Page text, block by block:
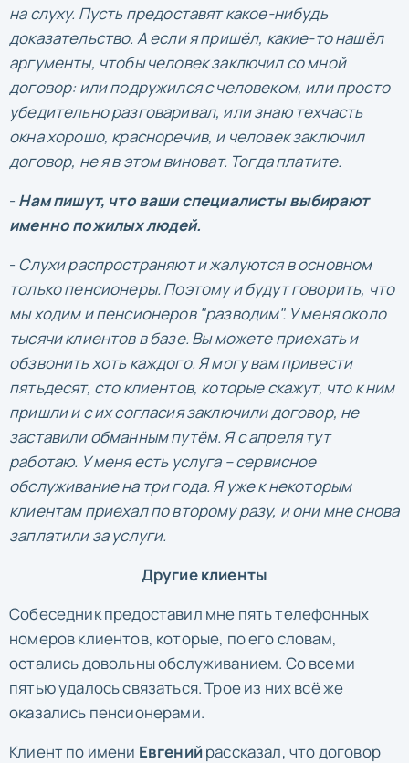
на слуху. Пусть предоставят какое-нибудь
доказательство. А если я пришёл, какие-то нашёл
аргументы, чтобы человек заключил со мной
договор: или подружился с человеком, или просто
убедительно разговаривал, или знаю техчасть
окна хорошо, красноречив, и человек заключил
договор, не я в этом виноват. Тогда платите.
- Нам пишут, что ваши специалисты выбирают
именно пожилых людей.
- Слухи распространяют и жалуются в основном
только пенсионеры. Поэтому и будут говорить, что
мы ходим и пенсионеров "разводим". У меня около
тысячи клиентов в базе. Вы можете приехать и
обзвонить хоть каждого. Я могу вам привести
пятьдесят, сто клиентов, которые скажут, что к ним
пришли и с их согласия заключили договор, не
заставили обманным путём. Я с апреля тут
работаю. У меня есть услуга – сервисное
обслуживание на три года. Я уже к некоторым
клиентам приехал по второму разу, и они мне снова
заплатили за услуги.
Другие клиенты
Собеседник предоставил мне пять телефонных
номеров клиентов, которые, по его словам,
остались довольны обслуживанием. Со всеми
пятью удалось связаться. Трое из них всё же
оказались пенсионерами.
Клиент по имени Евгенийрассказал, что договор